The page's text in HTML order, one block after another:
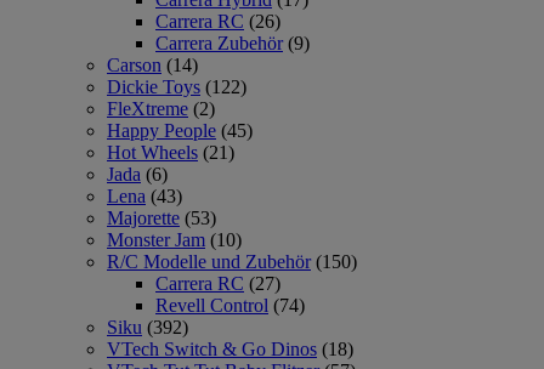
Carrera RC (26)
Carrera Zubehör (9)
Carson (14)
Dickie Toys (122)
FleXtreme (2)
Happy People (45)
Hot Wheels (21)
Jada (6)
Lena (43)
Majorette (53)
Monster Jam (10)
R/C Modelle und Zubehör (150)
Carrera RC (27)
Revell Control (74)
Siku (392)
VTech Switch & Go Dinos (18)